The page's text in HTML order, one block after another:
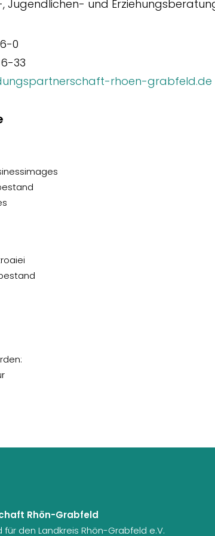
Jugendlichen- und
0
33
rhoen-grabfeld.de
Rhön-Grabfeld
den Landkreis Rhön-Grabfeld e.V.